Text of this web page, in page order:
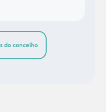
do concelho